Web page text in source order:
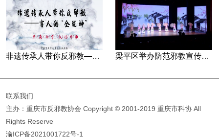
非遗传承人带你反邪教—害人的“全能神” 梁平区举办防范邪教宣传专场文艺演出
联系我们
主办：重庆市反邪教协会 Copyright © 2001-2019 重庆市科协 All
Rights Reserve
渝ICP备2021001722号-1